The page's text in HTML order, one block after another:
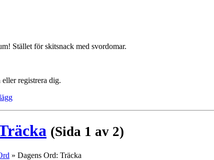
Stället för skitsnack med svordomar.
registrera dig.
(Sida 1 av 2)
» Dagens Ord: Träcka